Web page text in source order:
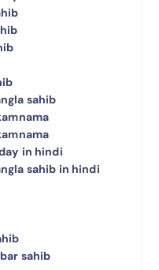
sahib
in hindi
sahib in hindi
sahib